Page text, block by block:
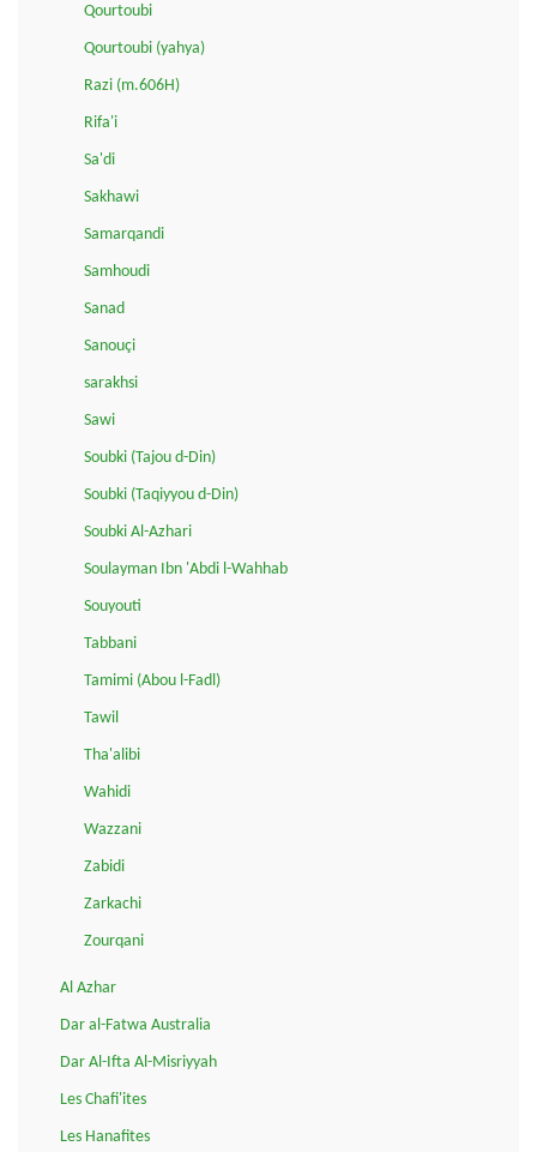
Qourtoubi
Qourtoubi (yahya)
Razi (m.606H)
Rifa'i
Sa'di
Sakhawi
Samarqandi
Samhoudi
Sanad
Sanouçi
sarakhsi
Sawi
Soubki (Tajou d-Din)
Soubki (Taqiyyou d-Din)
Soubki Al-Azhari
Soulayman Ibn 'Abdi l-Wahhab
Souyouti
Tabbani
Tamimi (Abou l-Fadl)
Tawil
Tha'alibi
Wahidi
Wazzani
Zabidi
Zarkachi
Zourqani
Al Azhar
Dar al-Fatwa Australia
Dar Al-Ifta Al-Misriyyah
Les Chafi'ites
Les Hanafites